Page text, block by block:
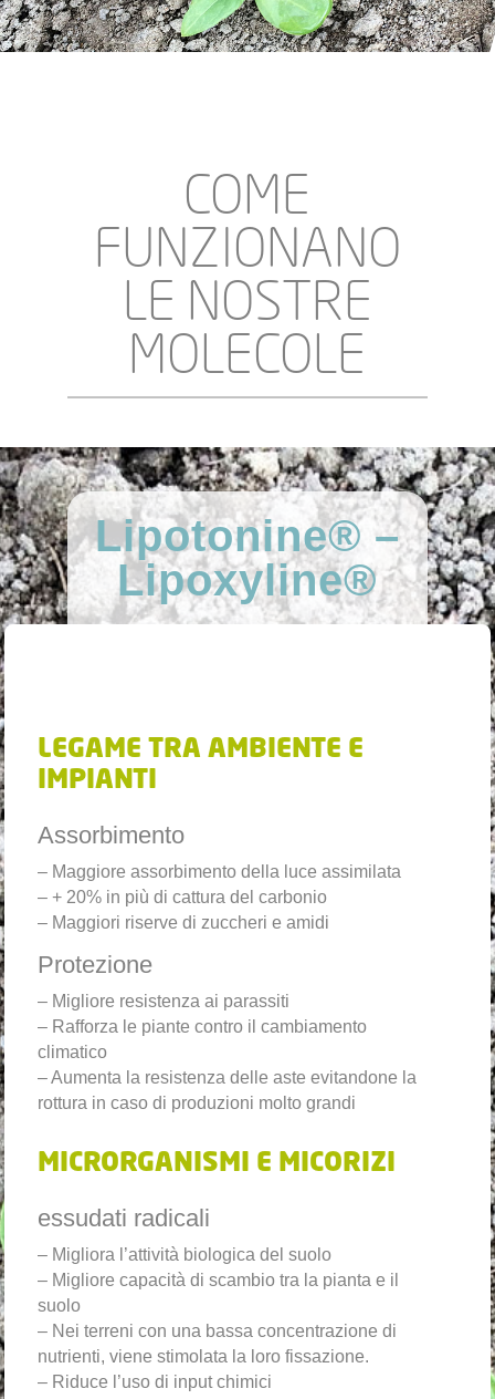
COME
FUNZIONANO
LE NOSTRE
MOLECOLE
Lipotonine® –
Lipoxyline®
LEGAME TRA AMBIENTE E
IMPIANTI
Assorbimento
– Maggiore assorbimento della luce assimilata
– + 20% in più di cattura del carbonio
– Maggiori riserve di zuccheri e amidi
Protezione
– Migliore resistenza ai parassiti
– Rafforza le piante contro il cambiamento
climatico
– Aumenta la resistenza delle aste evitandone la
rottura in caso di produzioni molto grandi
MICRORGANISMI E MICORIZI
essudati radicali
– Migliora l’attività biologica del suolo
– Migliore capacità di scambio tra la pianta e il
suolo
– Nei terreni con una bassa concentrazione di
nutrienti, viene stimolata la loro fissazione.
– Riduce l’uso di input chimici